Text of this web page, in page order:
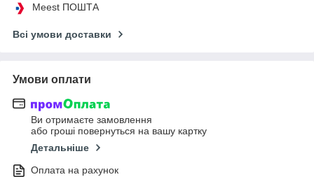
Meest ПОШТА
Всі умови доставки
Умови оплати
Ви отримаєте замовлення
або гроші повернуться на вашу картку
Детальніше
Оплата на рахунок